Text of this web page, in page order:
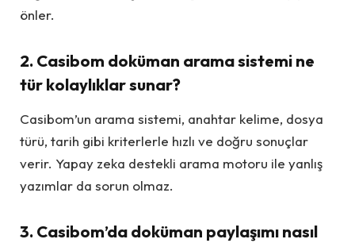
önler.
2. Casibom doküman arama sistemi ne
tür kolaylıklar sunar?
Casibom’un arama sistemi, anahtar kelime, dosya
türü, tarih gibi kriterlerle hızlı ve doğru sonuçlar
verir. Yapay zeka destekli arama motoru ile yanlış
yazımlar da sorun olmaz.
3. Casibom’da doküman paylaşımı nasıl